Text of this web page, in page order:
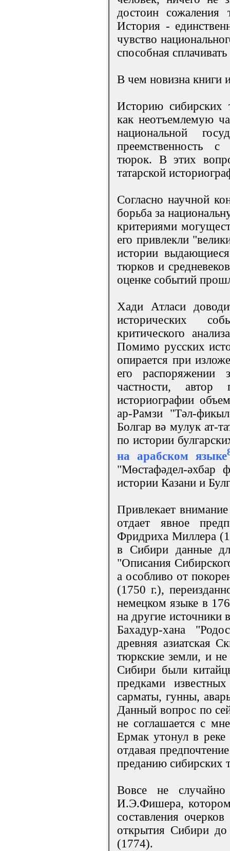
достоин сожаления
История -
чувство
способная
В чем новизна книги
Историю сибирских
как неотъемлемую
национальной
преемственность с
тюрок. В этих
татарской
Согласно научной
борьба за
критериями
его привлекли
истории
тюрков и
оценке событий
Хади Атласи
исторических
критического
Помимо русских
опирается при
его распоряжении
частности, автор
историографии
ар-Рамзи "Тәл-
Болгар вә мулук ат-
по истории
на арабском языке
"Мөстафәдел-әхбар
истории Казани и
Привлекает
отдает явное
Фридриха Миллера
в Сибири данные
"Описания
а особливо от
(1750 г.),
немецком языке в
на другие источники
Бахадур-хана
древняя азиатская
тюркские земли, и
Сибири были
предками
сарматы, гунны,
Данный вопрос по
не соглашается с
Ермак утонул в реке
отдавая
преданию сибирских
Вовсе не
И.Э.Фишера,
составления
открытия Сибири до
(1774).